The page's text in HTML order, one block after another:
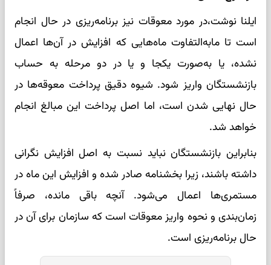
ایلنا نوشت،در مورد معوقات نیز برنامه‌ریزی در حال انجام
است تا مابه‌التفاوت ماه‌هایی که افزایش در آن‌ها اعمال
نشده، یا به‌صورت یکجا و یا در دو مرحله به حساب
بازنشستگان واریز شود. شیوه دقیق پرداخت معوقه‌ها در
حال نهایی شدن است، اما اصل پرداخت این مبالغ انجام
خواهد شد.
بنابراین بازنشستگان نباید نسبت به اصل افزایش نگرانی
داشته باشند، زیرا بخشنامه صادر شده و افزایش این ماه در
مستمری‌ها اعمال می‌شود. آنچه باقی مانده، صرفاً
زمان‌بندی و نحوه واریز معوقات است که سازمان برای آن در
حال برنامه‌ریزی است.